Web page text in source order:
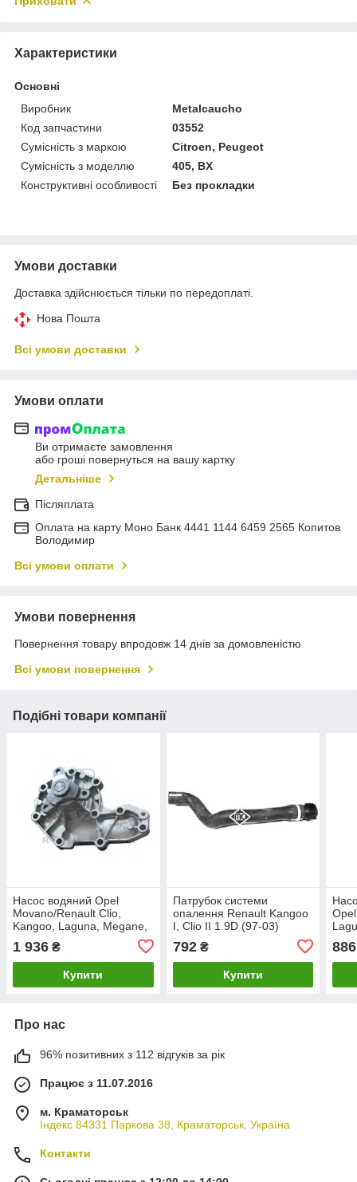
Характеристики
Основні
Виробник
Metalcaucho
Код запчастини
03552
Сумісність з маркою
Citroen, Peugeot
Сумісність з моделлю
405, BX
Конструктивні особливості
Без прокладки
Умови доставки
Доставка здійснюється тільки по передоплаті.
Нова Пошта
Всі умови доставки
Умови оплати
Ви отримаєте замовлення
або гроші повернуться на вашу картку
Детальніше
Післяплата
Оплата на карту Моно Банк 4441 1144 6459 2565 Копитов
Володимир
Всі умови оплати
Умови повернення
Повернення товару впродовж 14 днів за домовленістю
Всі умови повернення
Подібні товари компанії
Насос водяний Opel
Movano/Renault Clio,
Kangoo, Laguna, Megane,
30232
1 936 ₴
Купити
Патрубок системи
опалення Renault Kangoo
I, Clio II 1.9D (97-03)
792₴
Купити
886
Про нас
96% позитивних з 112 відгуків за рік
Працює з 11.07.2016
м. Краматорськ
Індекс 84331 Паркова 38, Краматорськ, Україна
Контакти